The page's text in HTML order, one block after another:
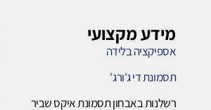
גנטי
לחץ כאן
מידע מקצועי
אספיקציה בלידה
תסמונת די ג'ורג'
רשלנות באבחון תסמונת איקס שביר